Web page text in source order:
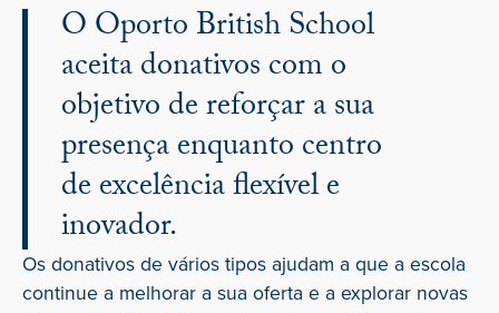
O Oporto British School
aceita donativos com o
objetivo de reforçar a sua
presença enquanto centro
de excelência flexível e
inovador.
Os donativos de vários tipos ajudam a que a escola
continue a melhorar a sua oferta e a explorar novas